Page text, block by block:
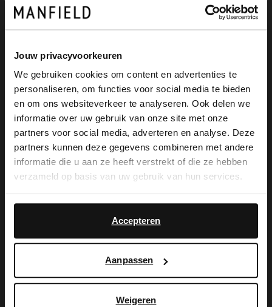
Jouw privacyvoorkeuren
We gebruiken cookies om content en advertenties te
personaliseren, om functies voor social media te bieden
en om ons websiteverkeer te analyseren. Ook delen we
informatie over uw gebruik van onze site met onze
partners voor social media, adverteren en analyse. Deze
partners kunnen deze gegevens combineren met andere
informatie die u aan ze heeft verstrekt of die ze hebben
verzameld op basis van uw gebruik van hun services.
Accepteren
Aanpassen
Weigeren
Manfield
Braune Bootsschuhe aus Veloursleder Taupefarbene Bootsschuhe aus Veloursleder
Veloursleder-Bootsschuhe mit Leoprint
129.99
Braune Bootsschuhe aus Leder
139.99
×
View this website in English?
It looks like your language isn't Dutch. Would
you like to switch to English?
English